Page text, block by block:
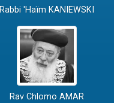
Rabbi 'Haïm KANIEWSKI
Rav Chlomo AMAR